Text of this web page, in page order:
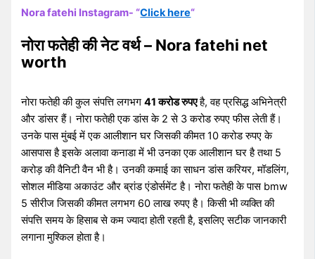
Nora fatehi Instagram- “Click here“
नोरा फतेही की नेट वर्थ – Nora fatehi net
worth
नोरा फतेही की कुल संपत्ति लगभग41 करोड रुपएहै, वह प्रसिद्ध अभिनेत्री
और डांसर हैं। नोरा फतेही एक डांस के 2 से 3 करोड रुपए फीस लेती हैं।
उनके पास मुंबई में एक आलीशान घर जिसकी कीमत 10 करोड रुपए के
आसपास है इसके अलावा कनाडा में भी उनका एक आलीशान घर है तथा 5
करोड़ की वैनिटी वैन भी है। उनकी कमाई का साधन डांस करियर, मॉडलिंग,
सोशल मीडिया अकाउंट और ब्रांड एंडोर्समेंट है। नोरा फतेही के पास bmw
5 सीरीज जिसकी कीमत लगभग 60 लाख रुपए है। किसी भी व्यक्ति की
संपत्ति समय के हिसाब से कम ज्यादा होती रहती है, इसलिए सटीक जानकारी
लगाना मुश्किल होता है।